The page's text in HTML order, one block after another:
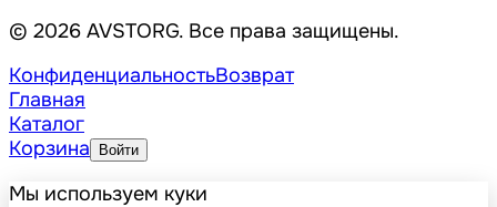
© 2026 AVSTORG. Все права защищены.
КонфиденциальностьВозврат
Главная
Каталог
Корзина
Войти
Мы используем куки